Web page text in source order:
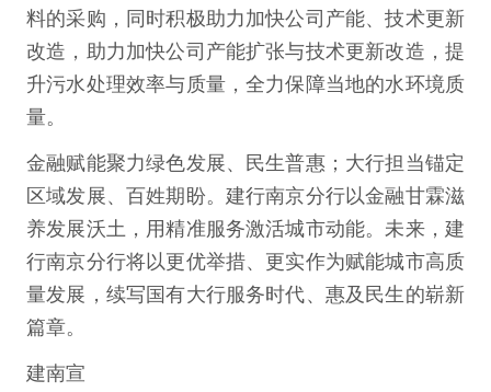
料的采购，同时积极助力加快公司产能、技术更新
改造，助力加快公司产能扩张与技术更新改造，提
升污水处理效率与质量，全力保障当地的水环境质
量。
金融赋能聚力绿色发展、民生普惠；大行担当锚定
区域发展、百姓期盼。建行南京分行以金融甘霖滋
养发展沃土，用精准服务激活城市动能。未来，建
行南京分行将以更优举措、更实作为赋能城市高质
量发展，续写国有大行服务时代、惠及民生的崭新
篇章。
建南宣